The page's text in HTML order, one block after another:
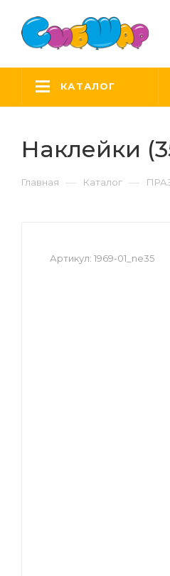
КАТАЛОГ
Наклейки
Главная — Каталог —
Артикул: 1969-01_ne35